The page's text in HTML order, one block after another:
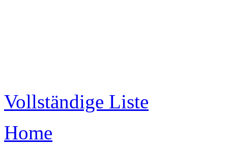
Vollständige Liste
Sie sind hier
Home